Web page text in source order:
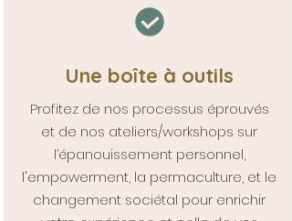
Une boîte à outils
Profitez de nos processus éprouvés
et de nos ateliers/workshops sur
l’épanouissement personnel,
l'empowerment, la permaculture, et le
changement sociétal pour enrichir